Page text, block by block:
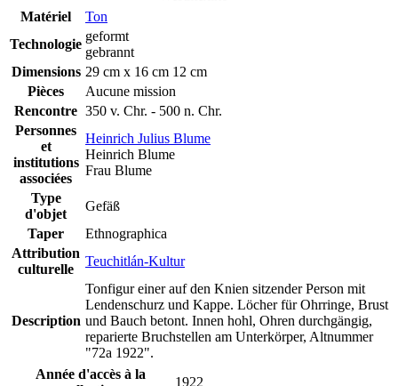
Matériel
Ton
Technologie
geformt
gebrannt
Dimensions 29 cm x 16 cm 12 cm
Pièces
Aucune mission
Rencontre 350 v. Chr. - 500 n. Chr.
Personnes
et
institutions
associées
Heinrich Julius Blume
Heinrich Blume
Frau Blume
Type
d'objet
Gefäß
Taper
Ethnographica
Attribution
culturelle
Teuchitlán-Kultur
Description
Tonfigur einer auf den Knien sitzender Person mit
Lendenschurz und Kappe. Löcher für Ohrringe, Brust
und Bauch betont. Innen hohl, Ohren durchgängig,
reparierte Bruchstellen am Unterkörper, Altnummer
"72a 1922".
Année d'accès à la
1922